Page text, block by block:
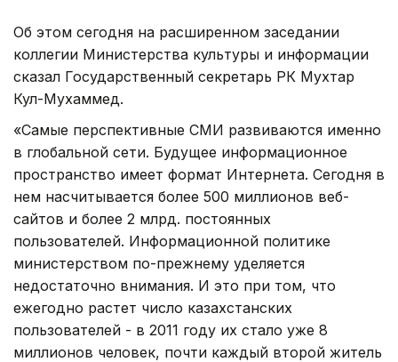
Об этом сегодня на расширенном заседании
коллегии Министерства культуры и информации
сказал Государственный секретарь РК Мухтар
Кул-Мухаммед.
«Самые перспективные СМИ развиваются именно
в глобальной сети. Будущее информационное
пространство имеет формат Интернета. Сегодня в
нем насчитывается более 500 миллионов веб-
сайтов и более 2 млрд. постоянных
пользователей. Информационной политике
министерством по-прежнему уделяется
недостаточно внимания. И это при том, что
ежегодно растет число казахстанских
пользователей - в 2011 году их стало уже 8
миллионов человек, почти каждый второй житель